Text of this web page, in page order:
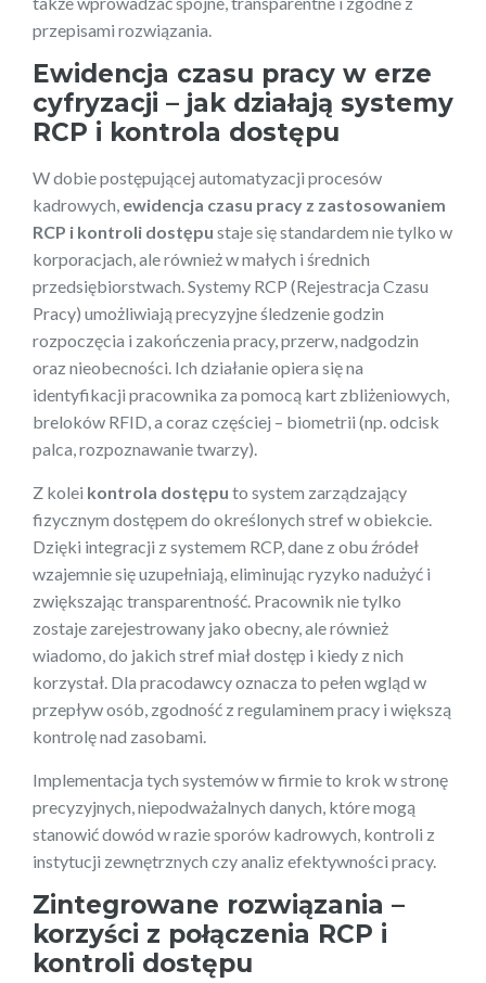
przepisami rozwiązania.
Ewidencja czasu pracy w erze
cyfryzacji – jak działają systemy
RCP i kontrola dostępu
W dobie postępującej automatyzacji procesów
kadrowych, ewidencja czasu pracy z zastosowaniem
RCP i kontroli dostępu staje się standardem nie tylko w
korporacjach, ale również w małych i średnich
przedsiębiorstwach. Systemy RCP (Rejestracja Czasu
Pracy) umożliwiają precyzyjne śledzenie godzin
rozpoczęcia i zakończenia pracy, przerw, nadgodzin
oraz nieobecności. Ich działanie opiera się na
identyfikacji pracownika za pomocą kart zbliżeniowych,
breloków RFID, a coraz częściej – biometrii (np. odcisk
palca, rozpoznawanie twarzy).
Z kolei kontrola dostępu to system zarządzający
fizycznym dostępem do określonych stref w obiekcie.
Dzięki integracji z systemem RCP, dane z obu źródeł
wzajemnie się uzupełniają, eliminując ryzyko nadużyć i
zwiększając transparentność. Pracownik nie tylko
zostaje zarejestrowany jako obecny, ale również
wiadomo, do jakich stref miał dostęp i kiedy z nich
korzystał. Dla pracodawcy oznacza to pełen wgląd w
przepływ osób, zgodność z regulaminem pracy i większą
kontrolę nad zasobami.
Implementacja tych systemów w firmie to krok w stronę
precyzyjnych, niepodważalnych danych, które mogą
stanowić dowód w razie sporów kadrowych, kontroli z
instytucji zewnętrznych czy analiz efektywności pracy.
Zintegrowane rozwiązania –
korzyści z połączenia RCP i
kontroli dostępu